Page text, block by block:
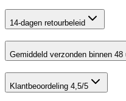
14-dagen retourbeleid
Gemiddeld verzonden binnen 48
Klantbeoordeling 4,5/5